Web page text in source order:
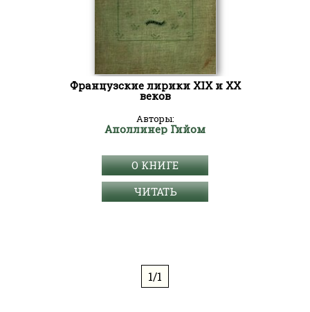
Французские лирики XIX и XX
веков
Авторы:
Аполлинер Гийом
О КНИГЕ
ЧИТАТЬ
1/1